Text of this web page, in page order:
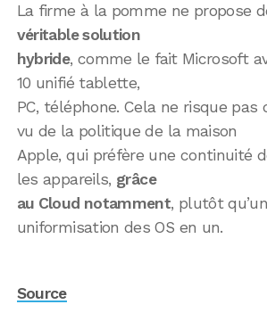
La firme à la pomme ne propose
véritable solution
hybride, comme le fait Microsoft
10 unifié tablette,
PC, téléphone. Cela ne risque pas
vu de la politique de la maison
Apple, qui préfère une continuité
les appareils, grâce
au Cloud notamment, plutôt
uniformisation des OS en un.
Source